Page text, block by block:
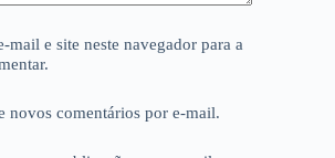
mail e site neste navegador para a
novos comentários por e-mail.